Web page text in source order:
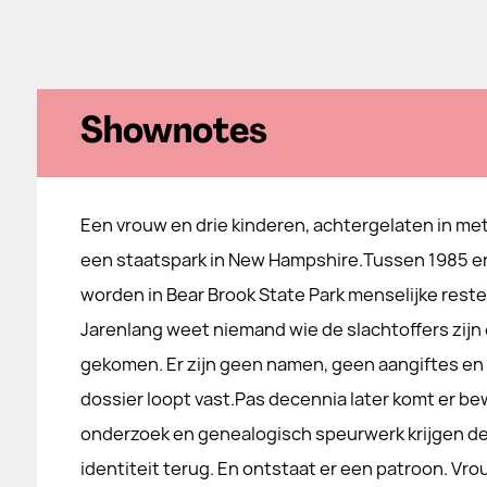
Shownotes
Een vrouw en drie kinderen, achtergelaten in
een staatspark in New Hampshire.Tussen 1985
worden in Bear Brook State Park menselijke
Jarenlang weet niemand wie de slachtoffers
gekomen. Er zijn geen namen, geen aangiftes
dossier loopt vast.Pas decennia later komt er
onderzoek en genealogisch speurwerk krijgen
identiteit terug. En ontstaat er een patroon.